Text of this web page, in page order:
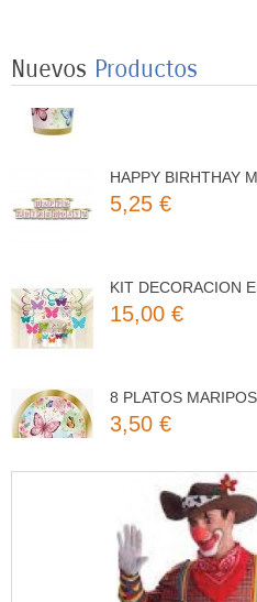
Nuevos Productos
3,25 €
5,25 €
15,00 €
3,50 €